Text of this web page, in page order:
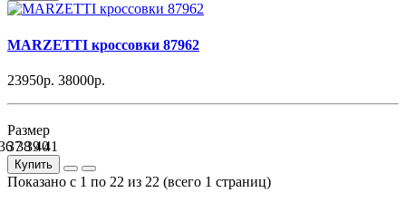
MARZETTI кроссовки 87962
23950р. 38000р.
Размер
37383940
41
Купить
Показано с 1 по 22 из 22 (всего 1 страниц)